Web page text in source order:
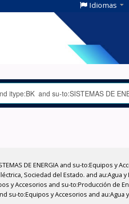
Idiomas
DE ENERGIA and su-to:Equipos y
Sociedad del Estado. and au:Agua y
y Accesorios and su-to:Producción de
su-to:Equipos y Accesorios and au:Agua